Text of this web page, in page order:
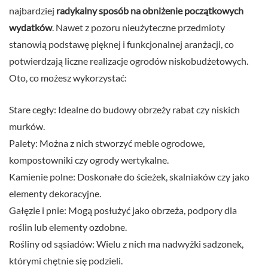
najbardziej radykalny sposób na obniżenie początkowych
wydatków. Nawet z pozoru nieużyteczne przedmioty
stanowią podstawę pięknej i funkcjonalnej aranżacji, co
potwierdzają liczne realizacje ogrodów niskobudżetowych.
Oto, co możesz wykorzystać:
Stare cegły: Idealne do budowy obrzeży rabat czy niskich
murków.
Palety: Można z nich stworzyć meble ogrodowe,
kompostowniki czy ogrody wertykalne.
Kamienie polne: Doskonałe do ścieżek, skalniaków czy jako
elementy dekoracyjne.
Gałęzie i pnie: Mogą posłużyć jako obrzeża, podpory dla
roślin lub elementy ozdobne.
Rośliny od sąsiadów: Wielu z nich ma nadwyżki sadzonek,
którymi chętnie się podzieli.